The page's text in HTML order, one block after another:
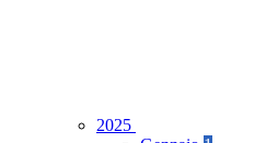
2025